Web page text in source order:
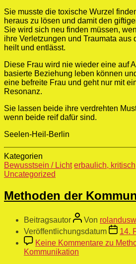
Sie musste die toxische Wurzel
heraus zu lösen und damit den
Sie wird sich neu finden müssen,
ihre Verletzungen und Traumata aus
heilt und entlässt.
Diese Frau wird nie wieder eine auf
basierte Beziehung leben können
eine befreite Frau und geht nur mit
Resonanz.
Sie lassen beide ihre verdrehten
wenn beide reif dafür sind.
Seelen-Heil-Berlin
Kategorien
Bewusstsein / Licht erbaulich,
Uncategorized
Methoden der
Beitragsautor Von
Veröffentlichungsdatum
14.
Keine Kommentare zu
Kommunikation